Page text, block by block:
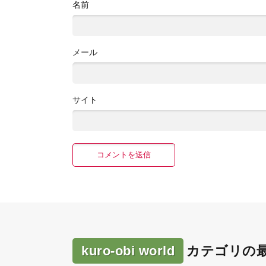
名前
メール
サイト
kuro-obi world カテゴリの